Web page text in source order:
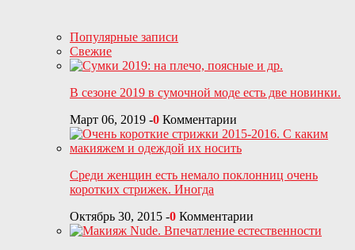
Популярные записи
Свежие
В сезоне 2019 в сумочной моде есть две новинки.
Март 06, 2019 -0 Комментарии
Среди женщин есть немало поклонниц очень
коротких стрижек. Иногда
Октябрь 30, 2015 -0 Комментарии